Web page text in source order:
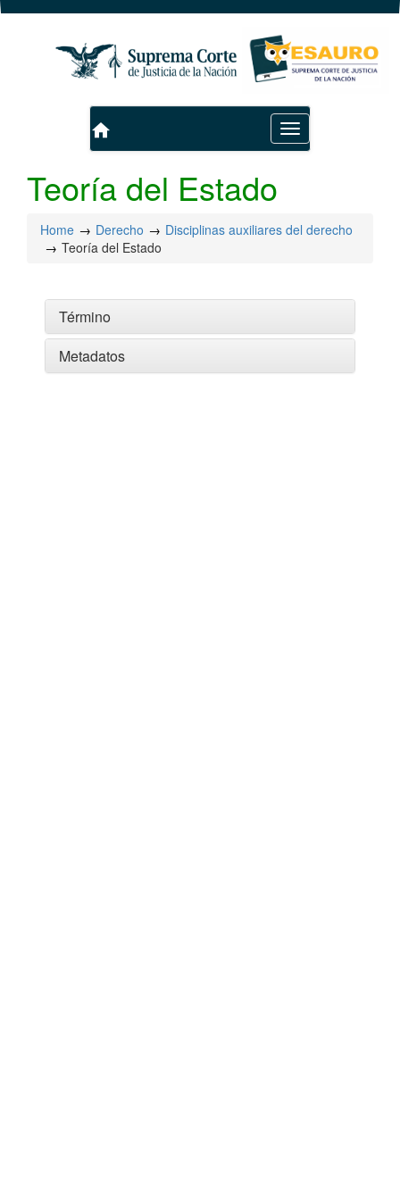
Toggle
navigation
home
Teoría del Estado
Home Derecho
Disciplinas auxiliares del derecho
Teoría del Estado
Término
Metadatos